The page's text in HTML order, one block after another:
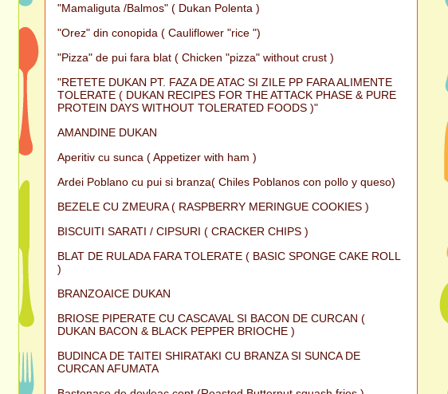
"Mamaliguta /Balmos" ( Dukan Polenta )
"Orez" din conopida ( Cauliflower "rice ")
"Pizza" de pui fara blat ( Chicken "pizza" without crust )
"RETETE DUKAN PT. FAZA DE ATAC SI ZILE PP FARA ALIMENTE
TOLERATE ( DUKAN RECIPES FOR THE ATTACK PHASE & PURE
PROTEIN DAYS WITHOUT TOLERATED FOODS )"
AMANDINE DUKAN
Aperitiv cu sunca ( Appetizer with ham )
Ardei Poblano cu pui si branza( Chiles Poblanos con pollo y queso)
BEZELE CU ZMEURA ( RASPBERRY MERINGUE COOKIES )
BISCUITI SARATI / CIPSURI ( CRACKER CHIPS )
BLAT DE RULADA FARA TOLERATE ( BASIC SPONGE CAKE ROLL
)
BRANZOAICE DUKAN
BRIOSE PIPERATE CU CASCAVAL SI BACON DE CURCAN (
DUKAN BACON & BLACK PEPPER BRIOCHE )
BUDINCA DE TAITEI SHIRATAKI CU BRANZA SI SUNCA DE
CURCAN AFUMATA